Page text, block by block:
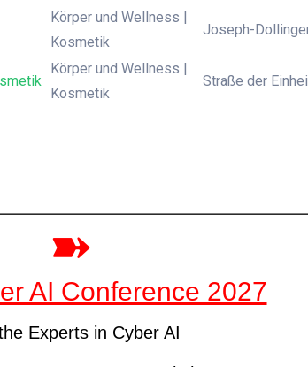
Körper und Wellness |
Kosmetik
Joseph-
Körper und Wellness |
Kosmetik
Straße der